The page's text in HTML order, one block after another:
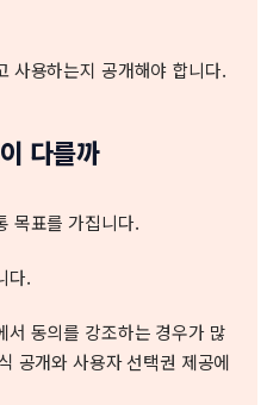
사용하는지 공개해야 합니다.
다를까
목표를 가집니다.
다.
동의를 강조하는 경우가 많
공개와 사용자 선택권 제공에